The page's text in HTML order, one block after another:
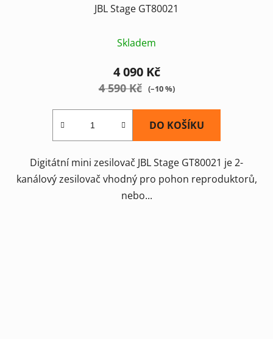
JBL Stage GT80021
Skladem
4 090 Kč
4 590 Kč (–10 %)
DO KOŠÍKU
Digitátní mini zesilovač JBL Stage GT80021 je 2-
kanálový zesilovač vhodný pro pohon reproduktorů,
nebo...